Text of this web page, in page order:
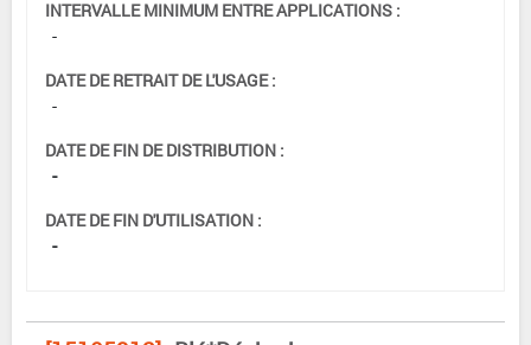
INTERVALLE MINIMUM ENTRE APPLICATIONS :
-
DATE DE RETRAIT DE L'USAGE :
-
DATE DE FIN DE DISTRIBUTION :
-
DATE DE FIN D'UTILISATION :
-